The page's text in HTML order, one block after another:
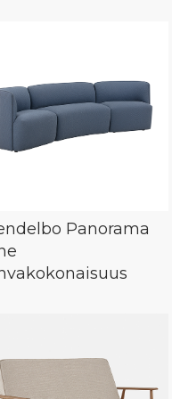
Panorama